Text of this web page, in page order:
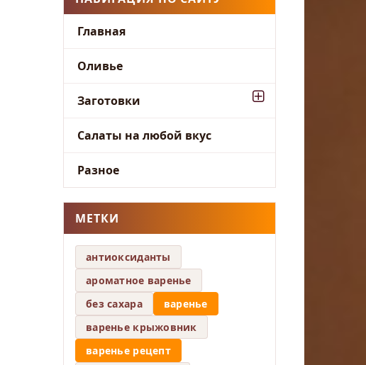
Главная
Оливье
Заготовки
Салаты на любой вкус
Разное
МЕТКИ
антиоксиданты
ароматное варенье
без сахара
варенье
варенье крыжовник
варенье рецепт